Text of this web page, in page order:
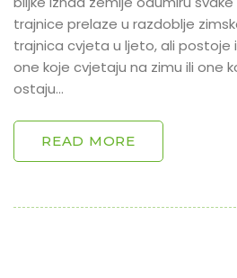
trajnice prelaze u razdoblje
trajnica cvjeta u ljeto, ali postoje i
one koje cvjetaju na zimu ili one
ostaju…
READ MORE